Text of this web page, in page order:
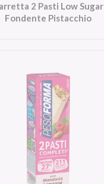
2 Pasti Low Sugar
Fondente Pistacchio